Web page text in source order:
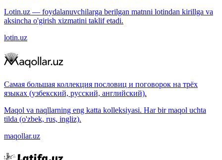
Lotin.uz — foydalanuvchilarga berilgan matnni lotindan kirillga va
aksincha o'girish xizmatini taklif etadi.
lotin.uz
Самая большая коллекция пословиц и поговорок на трёх
языках (узбекский, русский, английский).
Maqol va naqllarning eng katta kolleksiyasi. Har bir maqol uchta
tilda (o'zbek, rus, ingliz).
maqollar.uz